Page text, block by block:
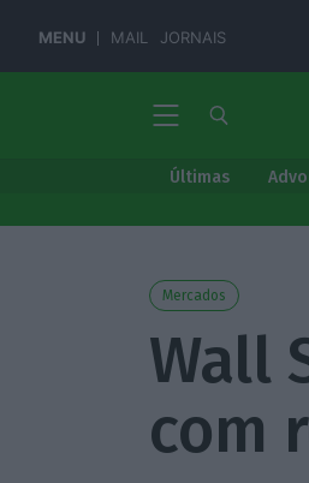
MENU MAIL JORNAIS
Últimas
Mercados
Wall
com